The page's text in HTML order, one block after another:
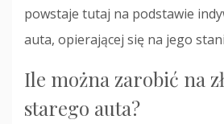
powstaje tutaj na podstawie
auta, opierającej się na jego
Ile można zarobić na
starego auta?